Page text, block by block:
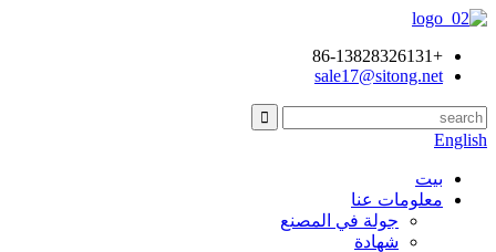
+86-13828326131
sale17@sitong.net
English
بيت
معلومات عنا
جولة في المصنع
شهادة